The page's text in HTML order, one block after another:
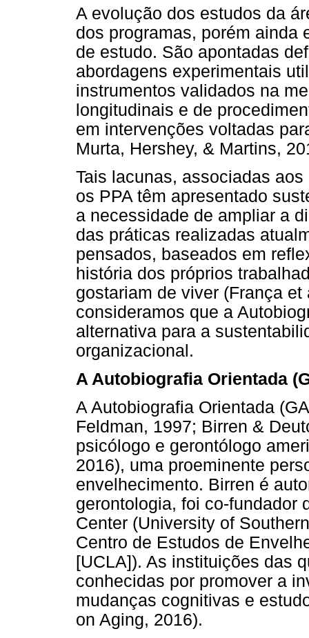
A evolução dos estudos da
dos programas, porém ainda
de estudo. São apontadas
abordagens experimentais
instrumentos validados na
longitudinais e de
em intervenções voltadas
Murta, Hershey, & Martins,
Tais lacunas, associadas
os PPA têm apresentado
a necessidade de ampliar a
das práticas realizadas
pensados, baseados em
história dos próprios
gostariam de viver (França
consideramos que a
alternativa para a
organizacional.
A Autobiografia Orientada
A Autobiografia Orientada
Feldman, 1997; Birren &
psicólogo e gerontólogo
2016), uma proeminente
envelhecimento. Birren é
gerontologia, foi co-fundador
Center (University of
Centro de Estudos de
[UCLA]). As instituições das
conhecidas por promover a
mudanças cognitivas e
on Aging, 2016).